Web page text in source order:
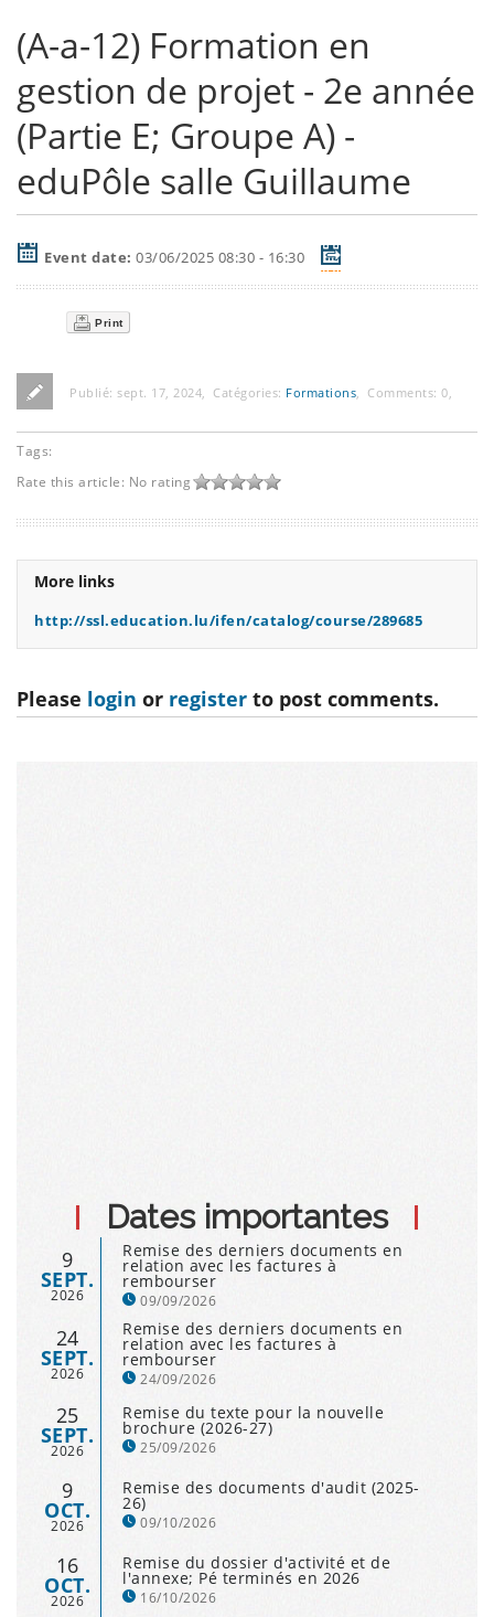
(A-a-12) Formation en
gestion de projet - 2e année
(Partie E; Groupe A) -
eduPôle salle Guillaume
Event date: 03/06/2025 08:30 - 16:30
Print
Publié: sept. 17, 2024 Catégories: Formations Comments: 0
Tags:
Rate this article: No rating
More links
http://ssl.education.lu/ifen/catalog/course/289685
Please login or register to post comments.
Dates importantes
9
SEPT.
2026
Remise des derniers documents en
relation avec les factures à
rembourser
09/09/2026
24
SEPT.
2026
Remise des derniers documents en
relation avec les factures à
rembourser
24/09/2026
25
SEPT.
2026
Remise du texte pour la nouvelle
brochure (2026-27)
25/09/2026
9
OCT.
2026
Remise des documents d'audit (2025-
26)
09/10/2026
16
OCT.
2026
Remise du dossier d'activité et de
l'annexe; Pé terminés en 2026
16/10/2026